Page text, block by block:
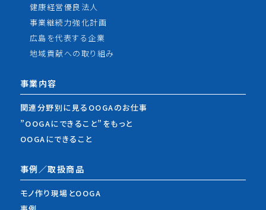
健康経営優良法人
事業継続力強化計画
広島を代表する企業
地域貢献への取り組み
事業内容
関連分野別に見るOOGAのお仕事
”OOGAにできること”をもっと
OOGAにできること
事例／取扱商品
モノ作り現場とOOGA